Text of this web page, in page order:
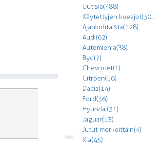
Uutisia (488)
Käytettyjen koeajot (303)
Ajankohtaista (128)
Audi (62)
Automiehiä (38)
Byd (7)
Chevrolet (1)
Citroen (16)
Dacia (14)
Ford (36)
Hyundai (31)
Jaguar (13)
Jutut merkeittäin (4)
Kia (45)